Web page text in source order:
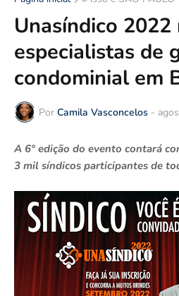
Unasíndico 2022
especialistas de
condominial em
Por Camila Vasconcelos -
A 6° edição do evento contará
3 mil síndicos participantes de